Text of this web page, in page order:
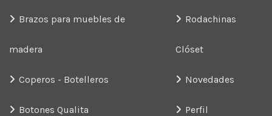
Brazos para muebles de
madera
Coperos - Botelleros
Botones Qualita
Rodachinas
Clóset
Novedades
Perfil